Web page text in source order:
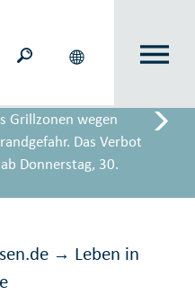
Grillzonen wegen
Das Verbot
Donnerstag, 30.
→ Leben in